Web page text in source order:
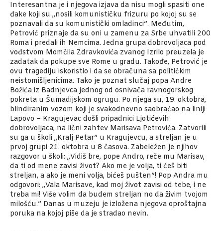
Interesantna je i njegova izjava da nisu mogli spasiti one
đake koji su „nosili komunističku frizuru po kojoj su se
poznavali da su komunistički omladinci”. Međutim,
Petrović priznaje da su oni u zamenu za Srbe uhvatili 200
Roma i predali ih Nemcima. Jedna grupa dobrovoljaca pod
vođstvom Momčila Zdravkovića zvanog Izrilo preuzela je
zadatak da pokupe sve Rome u gradu. Takođe, Petrović je
ovu tragediju iskoristio i da se obračuna sa političkim
neistomišljenicima. Tako je poznat slučaj popa Andre
Božića iz Badnjevca jednog od osnivača ravnogorskog
pokreta u Šumadijskom ogrugu. Po njega su, 19. oktobra,
blindiranim vozom koji je svakodnevno saobraćao na liniji
Lapovo – Kragujevac došli pripadnici Ljotićevih
dobrovoljaca, na lični zahtev Marisava Petrovića. Zatvorili
su ga u školi „Kralj Petar” u Kragujevcu, a streljan je u
prvoj grupi 21. oktobra u 8 časova. Zabeležen je njihov
razgovor u školi: „Vidiš bre, pope Andro, reče mu Marisav,
da ti od mene zavisi život? Ako me je volja, ti ćeš biti
streljan, a ako je meni volja, bićeš pušten”! Pop Andra mu
odgovori: „Vala Marisave, kad moj život zavisi od tebe, i ne
treba mi! Više volim da budem streljan no da živim tvojom
milošću.” Danas u muzeju je izložena njegova oproštajna
poruka na kojoj piše da je stradao nevin.